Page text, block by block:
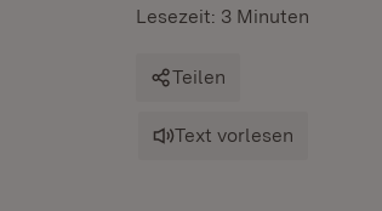
Lesezeit: 3 Minuten
Teilen
Text vorlesen